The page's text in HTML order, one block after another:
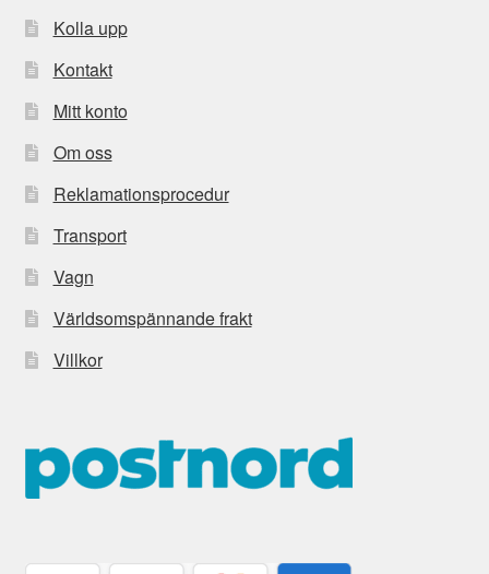
Kolla upp
Kontakt
Mitt konto
Om oss
Reklamationsprocedur
Transport
Vagn
Världsomspännande frakt
Villkor